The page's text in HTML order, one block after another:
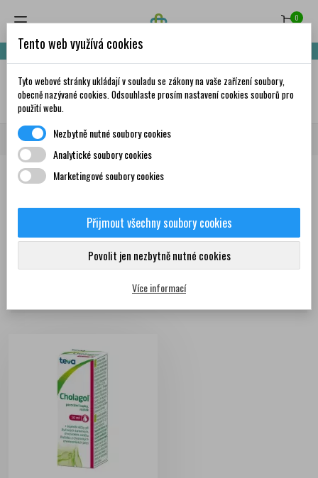
0
Nakupte za 999,- Kč a získáte dopravu zdarma!
✦AI
Domů Značky Cholagol
Seznam produktů podle značky
Seřadit podle:
Tento web využívá cookies
Tyto webové stránky ukládají v souladu se zákony na vaše zařízení soubory,
obecně nazývané cookies. Odsouhlaste prosím nastavení cookies souborů pro
použití webu.
Nezbytně nutné soubory cookies
Analytické soubory cookies
Marketingové soubory cookies
Přijmout všechny soubory cookies
Povolit jen nezbytně nutné cookies
Více informací